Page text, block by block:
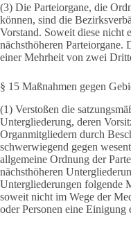
(3) Die Parteiorgane, die
können, sind die
Vorstand. Soweit diese nicht
nächsthöheren Parteiorgane.
einer Mehrheit von zwei
§ 15 Maßnahmen gegen
(1) Verstoßen die
Untergliederung, deren
Organmitgliedern durch
schwerwiegend gegen
allgemeine Ordnung der
nächsthöheren
Untergliederungen folgende
soweit nicht im Wege der
oder Personen eine Einigung